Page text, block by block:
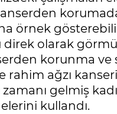
örnek
olarak
korunma ve
rahim ağzı
gelmiş
kullandı.